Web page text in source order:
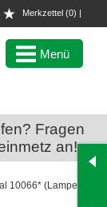
Merkzettel 0
Menü
Fragen
an!
10066* (Lampe)